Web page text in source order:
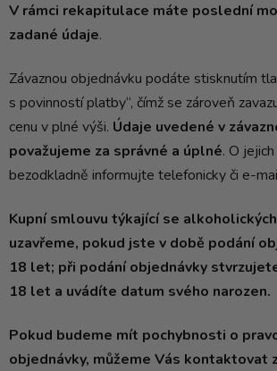
V rámci rekapitulace máte poslední
zadané údaje.
Závaznou objednávku podáte stisknutím
s povinností platby“, čímž se zároveň
cenu v plné výši. Údaje uvedené v
považujeme za správné a úplné. O
bezodkladně informujte telefonicky či e-
Kupní smlouvu týkající se
uzavřeme, pokud jste v době podání
18 let; při podání objednávky
18 let a uvádíte datum svého narozen.
Pokud budeme mít pochybnosti o
objednávky, můžeme Vás kontaktovat